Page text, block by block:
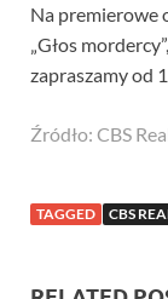
Na premierowe
„Głos
zapraszamy od
Źródło: CBS
TAGGED CBS